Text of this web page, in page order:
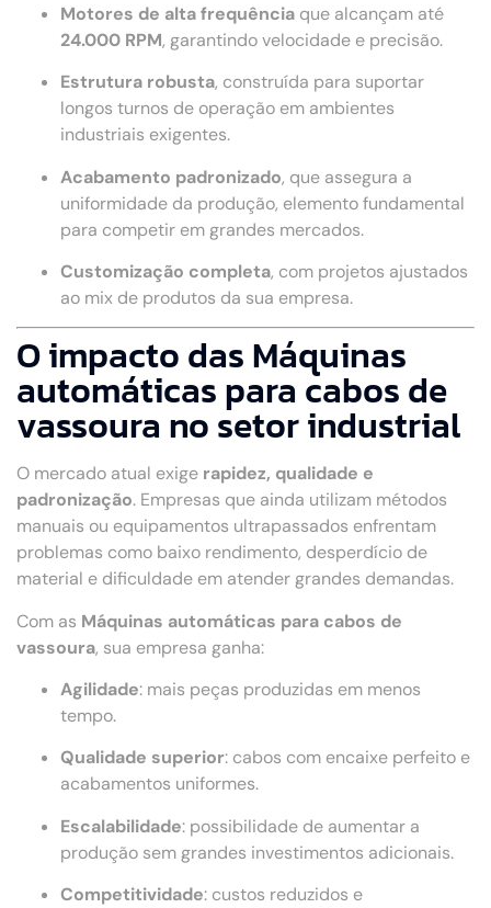
Motores de alta frequência que alcançam até
24.000 RPM, garantindo velocidade e precisão.
Estrutura robusta, construída para suportar
longos turnos de operação em ambientes
industriais exigentes.
Acabamento padronizado, que assegura a
uniformidade da produção, elemento fundamental
para competir em grandes mercados.
Customização completa, com projetos ajustados
ao mix de produtos da sua empresa.
O impacto das Máquinas
automáticas para cabos de
vassoura no setor industrial
O mercado atual exige rapidez, qualidade e
padronização. Empresas que ainda utilizam métodos
manuais ou equipamentos ultrapassados enfrentam
problemas como baixo rendimento, desperdício de
material e dificuldade em atender grandes demandas.
Com as Máquinas automáticas para cabos de
vassoura, sua empresa ganha:
Agilidade: mais peças produzidas em menos
tempo.
Qualidade superior: cabos com encaixe perfeito e
acabamentos uniformes.
Escalabilidade: possibilidade de aumentar a
produção sem grandes investimentos adicionais.
Competitividade: custos reduzidos e